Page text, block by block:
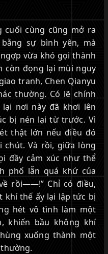
cuối cùng cũng mở ra
sự bình yên, mà
vừa khó gọi thành
còn đọng lại mùi nguy
tranh, Chen Qianyu
thường. Có lẽ chính
nơi này đã khơi lên
bị nén lại từ trước. Vì
thật lớn nếu điều đó
chút. Và rồi, giữa lòng
đầy cảm xúc như thể
phố lẫn quá khứ của
rồi——!” Chỉ có điều,
khí thế ấy lại lập tức bị
hét vô tình làm một
khiến bầu không khí
xuống thành một